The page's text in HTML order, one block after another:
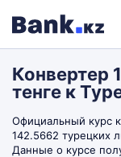
Конвертер
тенге к
Официальный курс
142.5662 турецких
Данные о курсе